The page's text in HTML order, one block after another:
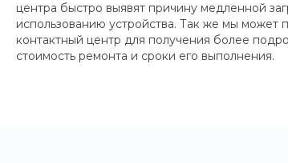
центра быстро выявят причину медленной
использованию устройства. Так же мы может
контактный центр для получения более
стоимость ремонта и сроки его выполнения.